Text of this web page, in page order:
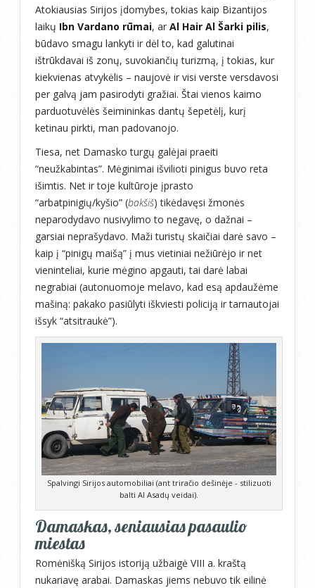
Atokiausias Sirijos įdomybes, tokias kaip Bizantijos
laikų Ibn Vardano rūmai, ar Al Hair Al Šarki pilis,
būdavo smagu lankyti ir dėl to, kad galutinai
ištrūkdavai iš zonų, suvokiančių turizmą, į tokias, kur
kiekvienas atvykėlis – naujovė ir visi verste versdavosi
per galvą jam pasirodyti gražiai. Štai vienos kaimo
parduotuvėlės šeimininkas dantų šepetėlį, kurį
ketinau pirkti, man padovanojo.
Tiesa, net Damasko turgų galėjai praeiti
“neužkabintas”. Mėginimai išvilioti pinigus buvo reta
išimtis. Net ir toje kultūroje įprasto
“arbatpinigių/kyšio” (bakšiš) tikėdavęsi žmonės
neparodydavo nusivylimo to negavę, o dažnai –
garsiai neprašydavo. Maži turistų skaičiai darė savo –
kaip į “pinigų maišą” į mus vietiniai nežiūrėjo ir net
vieninteliai, kurie mėgino apgauti, tai darė labai
negrabiai (autonuomoje melavo, kad esą apdaužėme
mašiną: pakako pasiūlyti iškviesti policiją ir tarnautojai
išsyk “atsitraukė”).
Spalvingi Sirijos automobiliai (ant triračio dešinėje - stilizuoti
balti Al Asadų veidai).
Damaskas, seniausias pasaulio
miestas
Romėnišką Sirijos istoriją užbaigė VIII a. kraštą
nukariavę arabai. Damaskas jiems nebuvo tik eilinė